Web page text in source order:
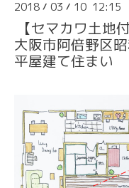
2018 / 03 / 10 12:15
【セマカワ土地
大阪市阿倍野区
平屋建て住まい